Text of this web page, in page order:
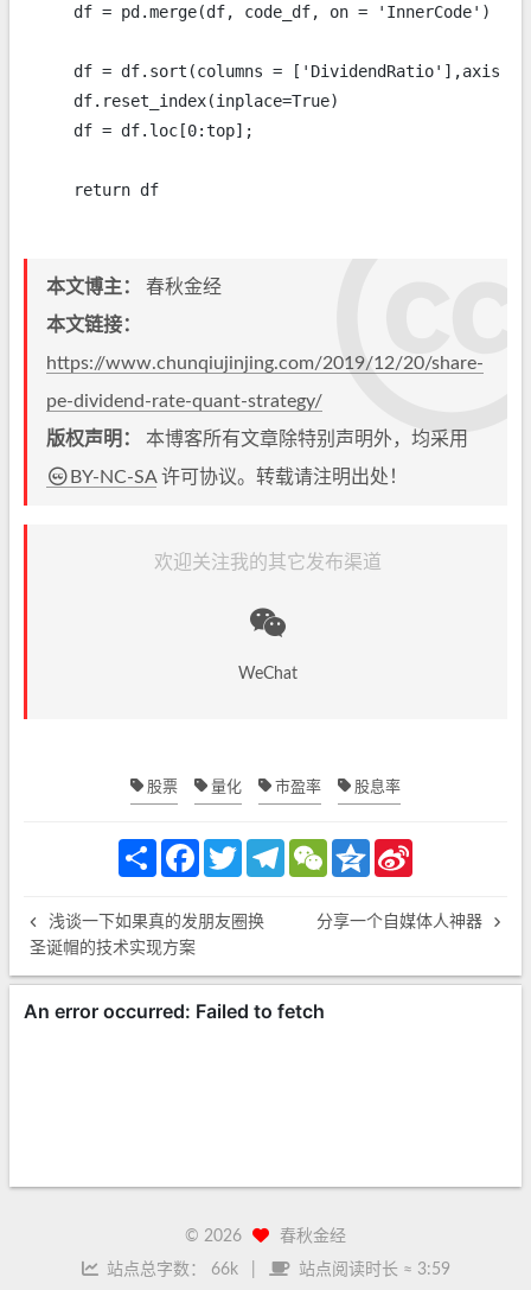
df = pd.merge(df, code_df, on = 'InnerCode')
df = df.sort(columns = ['DividendRatio'],axis =
df.reset_index(inplace=True)
df = df.loc[0:top];
本文博主： 春秋金经
本文链接：
https://www.chunqiujinjing.com/2019/12/20/share-
pe-dividend-rate-quant-strategy/
版权声明： 本博客所有文章除特别声明外，均采用
BY-NC-SA许可协议。转载请注明出处！
欢迎关注我的其它发布渠道
WeChat
股票 量化 市盈率 股息率
S
e
F
b
k
T
t
T
m
W
a
Q
e
W
b
浅谈一下如果真的发朋友圈换
圣诞帽的技术实现方案
分享一个自媒体人神器
© 2026
春秋金经
站点总字数：
66k 站点阅读时长 ≈ 3:59